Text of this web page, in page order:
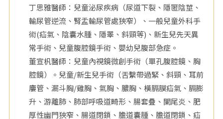
丁思雅醫師：兒童泌尿疾病（尿道下裂、隱匿陰莖、
輸尿管逆流、腎盂輸尿管處狹窄）、一般兒童外科手
術(疝氣、陰囊水腫、隱睪、斜頸等)、新生兒先天異
常手術、兒童腹腔鏡手術、嬰幼兒腹部急症。
董宣杋醫師：兒童內視鏡微創手術（單孔腹腔鏡、胸
腔鏡）。兒童/新生兒手術（舌繫帶過緊、斜頸、耳前
廔管、漏斗胸/雞胸、氣胸、膿胸、橫膈膜疝氣、膈膨
升、游離肺、肺部呼吸道畸形、腸套疊、闌尾炎、肥
厚性幽門狹窄、腸道閉鎖、膽道囊腫、膽道閉鎖、疝